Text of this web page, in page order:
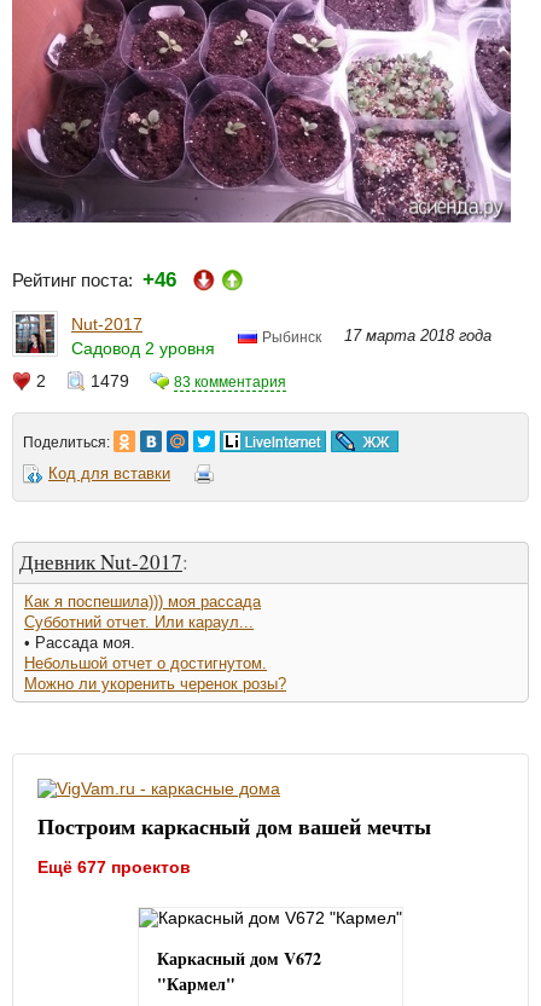
Рейтинг поста: +46
Nut-2017
Садовод 2 уровня
Рыбинск 17 марта 2018 года
2 1479 83 комментария
Поделиться:
Код для вставки
Дневник Nut-2017:
Как я поспешила))) моя рассада
Субботний отчет. Или караул...
• Рассада моя.
Небольшой отчет о достигнутом.
Можно ли укоренить черенок розы?
Построим каркасный дом вашей мечты
Ещё 677 проектов
Каркасный дом V672
"Кармел"